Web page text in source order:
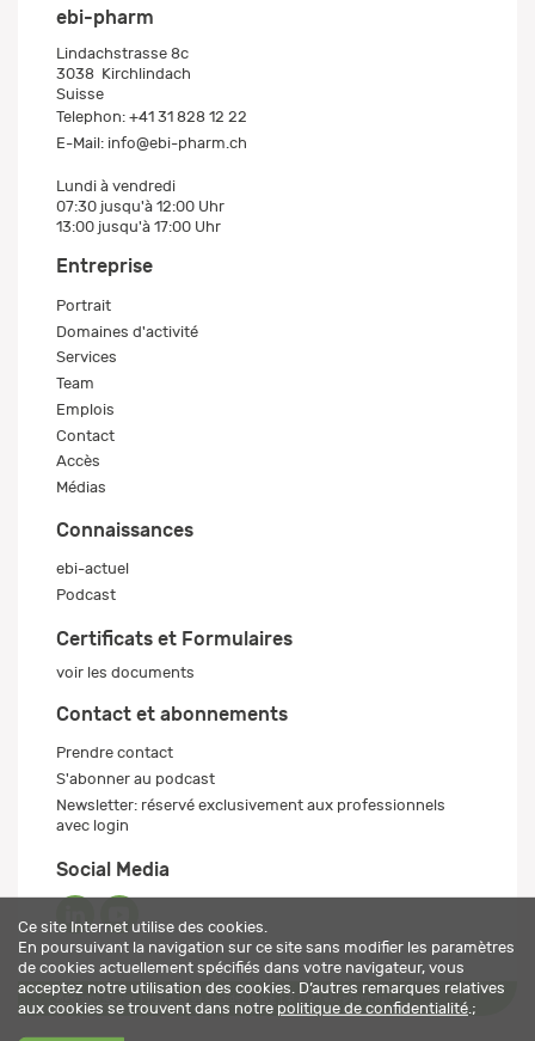
ebi-pharm
Lindachstrasse 8c
3038 Kirchlindach
Suisse
Telephon: +41 31 828 12 22
E-Mail: info@ebi-pharm.ch
Lundi à vendredi
07:30 jusqu'à 12:00 Uhr
13:00 jusqu'à 17:00 Uhr
Entreprise
Portrait
Domaines d'activité
Services
Team
Emplois
Contact
Accès
Médias
Connaissances
ebi-actuel
Podcast
Certificats et Formulaires
voir les documents
Contact et abonnements
Prendre contact
S'abonner au podcast
Newsletter: réservé exclusivement aux professionnels
avec login
Social Media
Ce site Internet utilise des cookies.
En poursuivant la navigation sur ce site sans modifier les paramètres
de cookies actuellement spécifiés dans votre navigateur, vous
acceptez notre utilisation des cookies. D’autres remarques relatives
aux cookies se trouvent dans notre politique de confidentialité .;